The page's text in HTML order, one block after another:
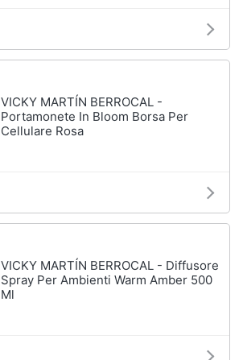
VICKY MARTÍN BERROCAL -
Portamonete In Bloom Borsa Per
Cellulare Rosa
VICKY MARTÍN BERROCAL - Diffusore
Spray Per Ambienti Warm Amber 500
Ml